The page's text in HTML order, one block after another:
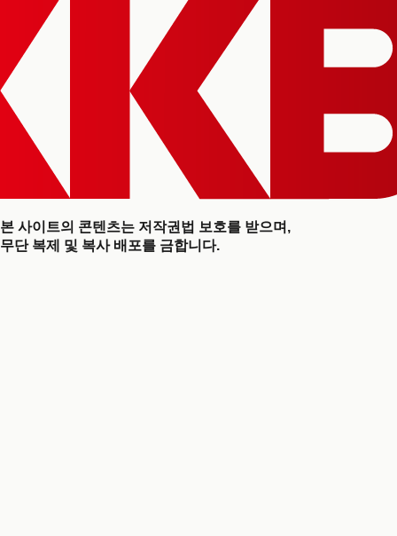
본 사이트의 콘텐츠는 저작권법 보호를 받으며,
무단 복제 및 복사 배포를 금합니다.